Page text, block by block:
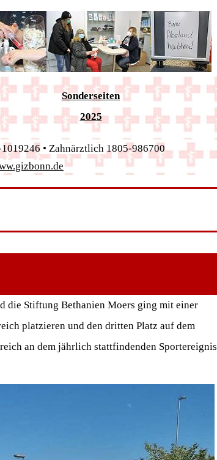
Sonderseiten
2025
• Zahnärztlich 1805-986700
die Stiftung Bethanien Moers ging mit einer
platzieren und den dritten Platz auf dem
an dem jährlich stattfindenden Sportereignis